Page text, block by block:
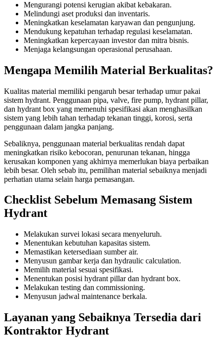
Mengurangi potensi kerugian akibat kebakaran.
Melindungi aset produksi dan inventaris.
Meningkatkan keselamatan karyawan dan pengunjung.
Mendukung kepatuhan terhadap regulasi keselamatan.
Meningkatkan kepercayaan investor dan mitra bisnis.
Menjaga kelangsungan operasional perusahaan.
Mengapa Memilih Material Berkualitas?
Kualitas material memiliki pengaruh besar terhadap umur pakai
sistem hydrant. Penggunaan pipa, valve, fire pump, hydrant pillar,
dan hydrant box yang memenuhi spesifikasi akan menghasilkan
sistem yang lebih tahan terhadap tekanan tinggi, korosi, serta
penggunaan dalam jangka panjang.
Sebaliknya, penggunaan material berkualitas rendah dapat
meningkatkan risiko kebocoran, penurunan tekanan, hingga
kerusakan komponen yang akhirnya memerlukan biaya perbaikan
lebih besar. Oleh sebab itu, pemilihan material sebaiknya menjadi
perhatian utama selain harga pemasangan.
Checklist Sebelum Memasang Sistem
Hydrant
Melakukan survei lokasi secara menyeluruh.
Menentukan kebutuhan kapasitas sistem.
Memastikan ketersediaan sumber air.
Menyusun gambar kerja dan hydraulic calculation.
Memilih material sesuai spesifikasi.
Menentukan posisi hydrant pillar dan hydrant box.
Melakukan testing dan commissioning.
Menyusun jadwal maintenance berkala.
Layanan yang Sebaiknya Tersedia dari
Kontraktor Hydrant